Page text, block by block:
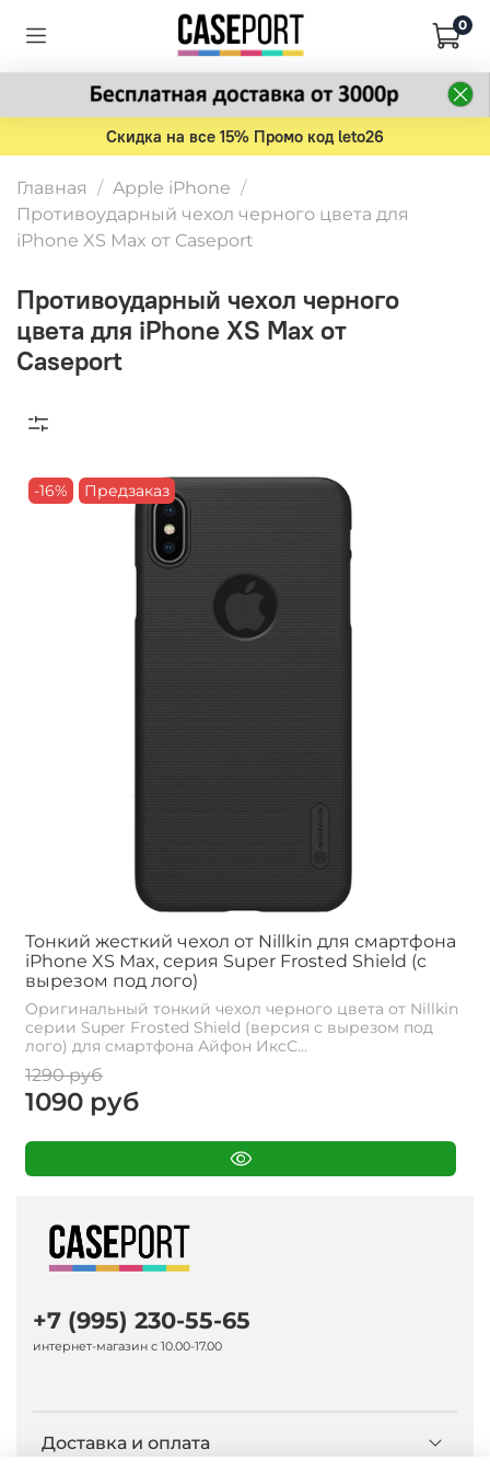
0
Скидка на все 15% Промо код leto26
Главная
Apple iPhone
Противоударный чехол черного цвета для
iPhone XS Max от Caseport
Противоударный чехол черного
цвета для iPhone XS Max от
Caseport
-16% Предзаказ
Тонкий жесткий чехол от Nillkin для смартфона
iPhone XS Max, серия Super Frosted Shield (с
вырезом под лого)
Оригинальный тонкий чехол черного цвета от Nillkin
серии Super Frosted Shield (версия с вырезом под
лого) для смартфона Айфон ИксС...
1290 руб
1090 руб
Доставка и оплата
+7 (995) 230-55-65
интернет-магазин с 10.00-17.00